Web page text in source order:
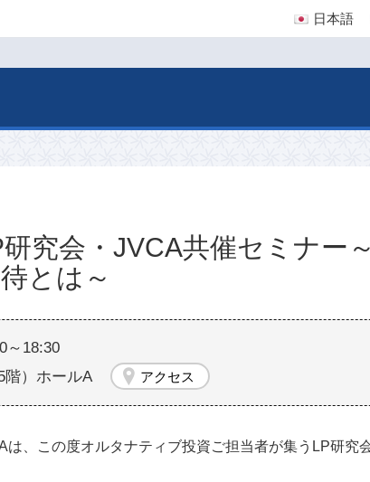
日本語
研究会・JVCA共催セミナー
待とは～
～18:30
階）ホールA
アクセス
、この度オルタナティブ投資ご担当者が集うLP研究